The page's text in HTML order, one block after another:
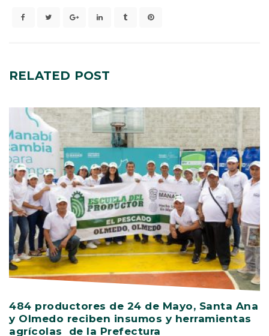
RELATED POST
484 productores de 24 de Mayo, Santa Ana
y Olmedo reciben insumos y herramientas
agrícolas de la Prefectura